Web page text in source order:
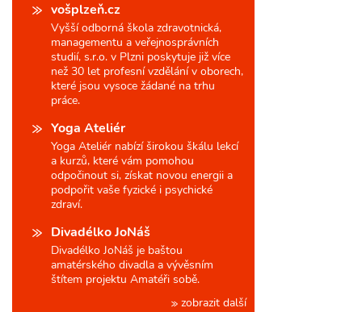
vošplzeň.cz
Vyšší odborná škola zdravotnická,
managementu a veřejnosprávních
studií, s.r.o. v Plzni poskytuje již více
než 30 let profesní vzdělání v oborech,
které jsou vysoce žádané na trhu
práce.
Yoga Ateliér
Yoga Ateliér nabízí širokou škálu lekcí
a kurzů, které vám pomohou
odpočinout si, získat novou energii a
podpořit vaše fyzické i psychické
zdraví.
Divadélko JoNáš
Divadélko JoNáš je baštou
amatérského divadla a vývěsním
štítem projektu Amatéři sobě.
zobrazit další